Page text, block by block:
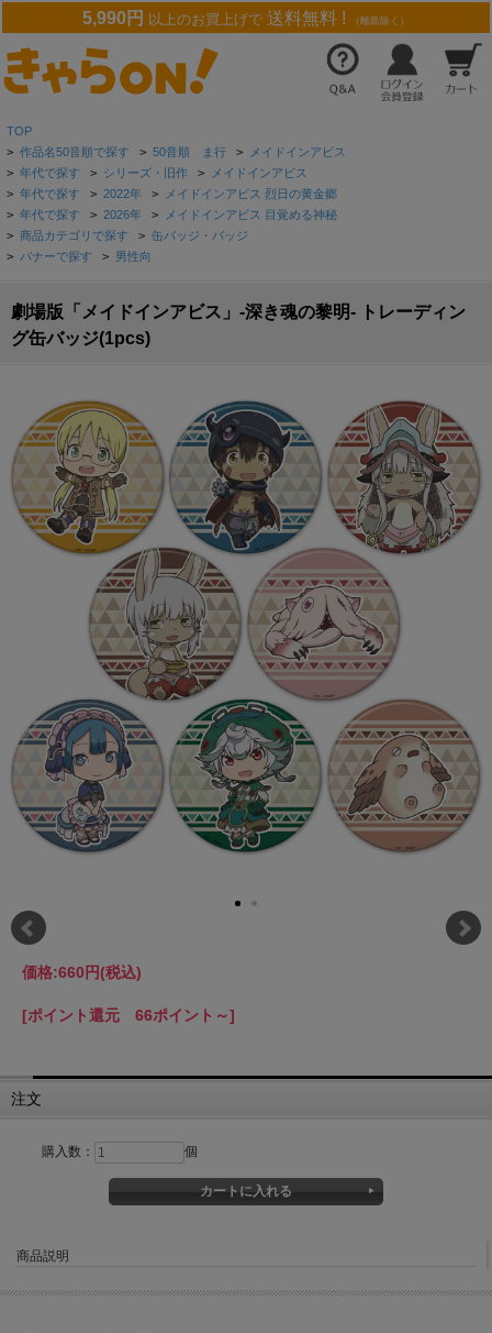
5,990円 以上のお買上げで 送料無料 ! （離島除く）
TOP
> 作品名50音順で探す > 50音順 ま行 > メイドインアビス
> 年代で探す > シリーズ・旧作 > メイドインアビス
> 年代で探す > 2022年 > メイドインアビス 烈日の黄金郷
> 年代で探す > 2026年 > メイドインアビス 目覚める神秘
> 商品カテゴリで探す > 缶バッジ・バッジ
> バナーで探す > 男性向
劇場版「メイドインアビス」-深き魂の黎明- トレーディン
グ缶バッジ(1pcs)
価格:660円(税込)
[ポイント還元 66ポイント～]
注文
購入数： 個
商品説明